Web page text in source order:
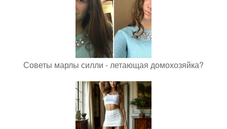
Советы марлы силли - летающая домохозяйка?